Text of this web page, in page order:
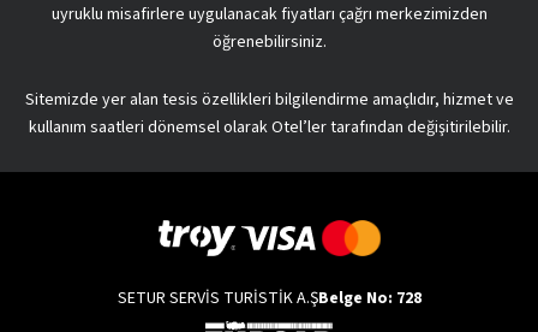
uyruklu misafirlere uygulanacak fiyatları çağrı merkezimizden
öğrenebilirsiniz.
Sitemizde yer alan tesis özellikleri bilgilendirme amaçlıdır, hizmet ve
kullanım saatleri dönemsel olarak Otel’ler tarafından değişitirilebilir.
SETUR SERVİS TURİSTİK A.ŞBelge No: 728